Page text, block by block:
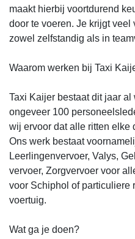
maakt hierbij voortdurend
door te voeren. Je krijgt
zowel zelfstandig als in
Waarom werken bij Taxi
Taxi Kaijer bestaat dit jaar
ongeveer 100
wij ervoor dat alle ritten elke
Ons werk bestaat
Leerlingenvervoer, Valys,
vervoer, Zorgvervoer voor
voor Schiphol of particuliere
voertuig.
Wat ga je doen?